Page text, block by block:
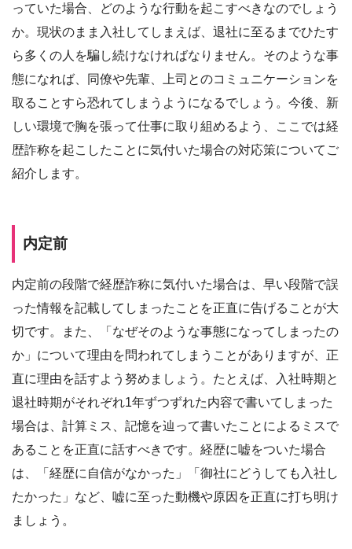
っていた場合、どのような行動を起こすべきなのでしょう
か。現状のまま入社してしまえば、退社に至るまでひたす
ら多くの人を騙し続けなければなりません。そのような事
態になれば、同僚や先輩、上司とのコミュニケーションを
取ることすら恐れてしまうようになるでしょう。今後、新
しい環境で胸を張って仕事に取り組めるよう、ここでは経
歴詐称を起こしたことに気付いた場合の対応策についてご
紹介します。
内定前
内定前の段階で経歴詐称に気付いた場合は、早い段階で誤
った情報を記載してしまったことを正直に告げることが大
切です。また、「なぜそのような事態になってしまったの
か」について理由を問われてしまうことがありますが、正
直に理由を話すよう努めましょう。たとえば、入社時期と
退社時期がそれぞれ1年ずつずれた内容で書いてしまった
場合は、計算ミス、記憶を辿って書いたことによるミスで
あることを正直に話すべきです。経歴に嘘をついた場合
は、「経歴に自信がなかった」「御社にどうしても入社し
たかった」など、嘘に至った動機や原因を正直に打ち明け
ましょう。